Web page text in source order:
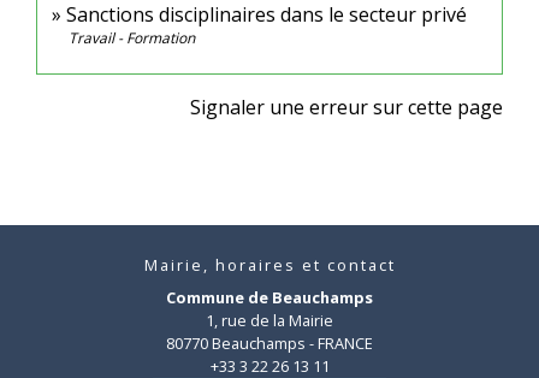
Sanctions disciplinaires dans le secteur privé
Travail - Formation
Signaler une erreur sur cette page
Mairie, horaires et contact
Commune de Beauchamps
1, rue de la Mairie
80770 Beauchamps - FRANCE
+33 3 22 26 13 11